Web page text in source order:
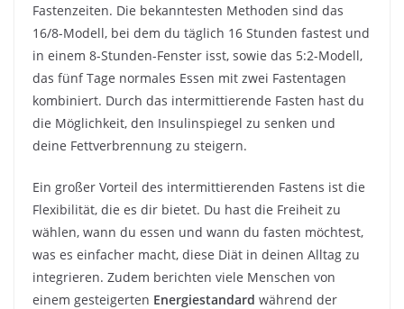
Fastenzeiten. Die bekanntesten Methoden sind das
16/8-Modell, bei dem du täglich 16 Stunden fastest und
in einem 8-Stunden-Fenster isst, sowie das 5:2-Modell,
das fünf Tage normales Essen mit zwei Fastentagen
kombiniert. Durch das intermittierende Fasten hast du
die Möglichkeit, den Insulinspiegel zu senken und
deine Fettverbrennung zu steigern.
Ein großer Vorteil des intermittierenden Fastens ist die
Flexibilität, die es dir bietet. Du hast die Freiheit zu
wählen, wann du essen und wann du fasten möchtest,
was es einfacher macht, diese Diät in deinen Alltag zu
integrieren. Zudem berichten viele Menschen von
einem gesteigerten Energiestandard während der